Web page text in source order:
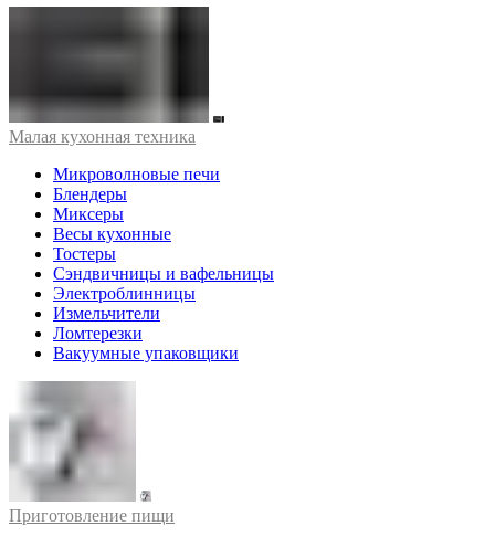
Малая кухонная техника
Микроволновые печи
Блендеры
Миксеры
Весы кухонные
Тостеры
Сэндвичницы и вафельницы
Электроблинницы
Измельчители
Ломтерезки
Вакуумные упаковщики
Приготовление пищи